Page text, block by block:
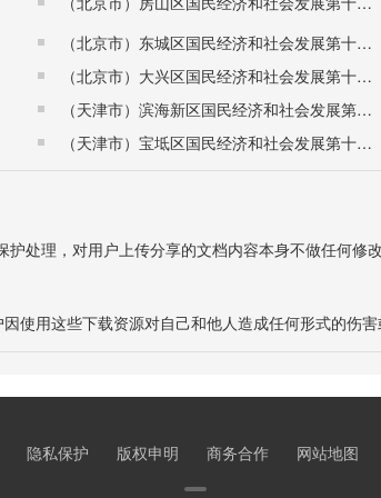
与浙江大学共建浙江新时代“枫桥经验”研究院
创建实现“十五连冠”。
完成新一轮机构改革。个人和企业全生命周期
脸办、镇乡（街道）“无差别全科受理”、网上
体产权改革试点。开发区、高新区扩容提质
平衡不充分问题仍然突出，主要表现在产业动
域一体化大战略任重道远；创新活力不够，
务仍然艰巨，经济发展、生态环保、民生保障
必须胸怀“两个大局”，服务“两件大事”，深
的持续健康发展。
期，我国进入高质量发展的阶段，将由中等
（北京市）东城区国民经济和社会发展第十五个五年规划纲要
（北京市）大兴区国民经济和社会发展第十五个五年规划纲要
（天津市）滨海新区国民经济和社会发展第十五个五年规划纲要
（天津市）宝坻区国民经济和社会发展第十五个五年规划纲要
处理，对用户上传分享的文档内容本身不做任何修
用这些下载资源对自己和他人造成任何形式的伤害
隐私保护 版权申明 商务合作 网站地图